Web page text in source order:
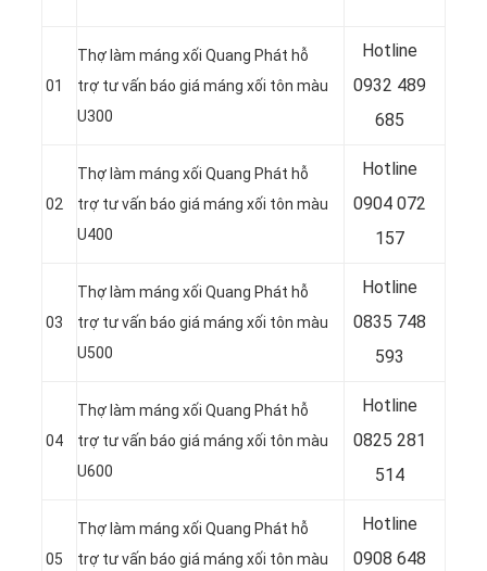
01
Thợ làm máng xối Quang Phát hỗ
trợ tư vấn báo giá máng xối tôn màu
U300
Hotline
0932 489
685
02
Thợ làm máng xối Quang Phát hỗ
trợ tư vấn báo giá máng xối tôn màu
U400
Hotline
0904 072
157
03
Thợ làm máng xối Quang Phát hỗ
trợ tư vấn báo giá máng xối tôn màu
U500
Hotline
0835 748
593
04
Thợ làm máng xối Quang Phát hỗ
trợ tư vấn báo giá máng xối tôn màu
U600
Hotline
0825 281
514
05
Thợ làm máng xối Quang Phát hỗ
trợ tư vấn báo giá máng xối tôn màu
Hotline
0908 648